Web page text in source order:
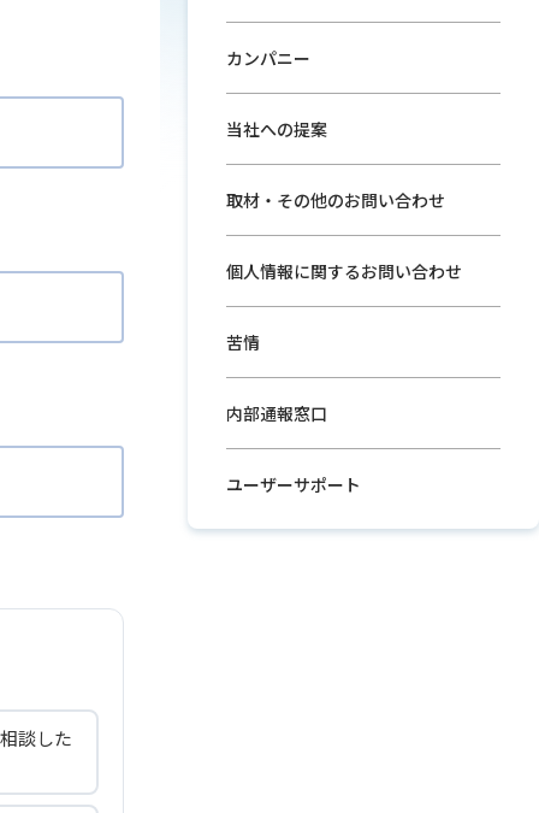
談した
カンパニー
当社への提案
取材・その他のお問い合わせ
個人情報に関するお問い合わせ
苦情
内部通報窓口
ユーザーサポート